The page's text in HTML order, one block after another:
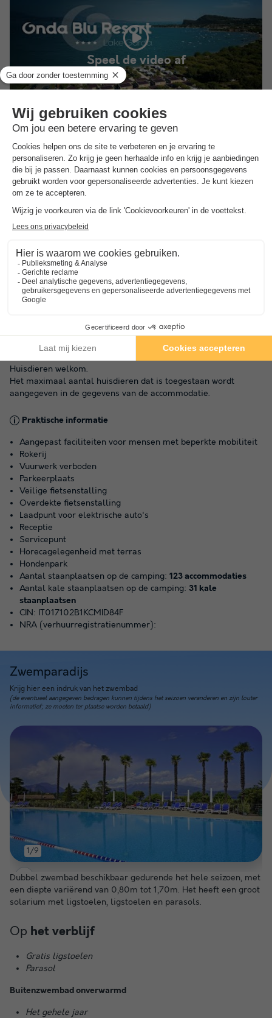
Speel de video af
ALGEMENE INFORMATIE
Openingstijden en seizoensduur
Open van 28 maart tot 3 oktober
Openingstijden receptie
Het gehele jaar, elke dag, open van 08:30 tot 18:30
Gesproken talen bij de receptie
Italiaans, Engels, Duits, Spaans, Frans
Parkeren
Huisdieren
Huisdieren welkom.
Het maximaal aantal huisdieren dat is toegestaan wordt
aangegeven in de gegevens van de accommodatie.
Praktische informatie
Aangepast faciliteiten voor mensen met beperkte mobiliteit
Rokerij
Vuurwerk verboden
Parkeerplaats
Veilige fietsenstalling
Overdekte fietsenstalling
Laadpunt voor elektrische auto's
Receptie
Servicepunt
Horecagelegenheid met terras
Hondenpark
Aantal staanplaatsen op de camping: 123 accommodaties
Aantal kale staanplaatsen op de camping: 31 kale
staanplaatsen
CIN: IT017102B1KCMID84F
NRA (verhuurregistratienummer):
Zwemparadijs
Krijg hier een indruk van het zwembad
(de eventueel aangegeven bedragen kunnen tijdens het seizoen veranderen en zijn louter
informatief; ze moeten ter plaatse worden betaald)
1/9
Dubbel zwembad beschikbaar gedurende het hele seizoen, met
een diepte variërend van 0,80m tot 1,70m. Het heeft een groot
solarium met ligstoelen, ligstoelen en parasols.
Op het verblijf
Gratis ligstoelen
Parasol
Buitenzwembad onverwarmd
Het gehele jaar